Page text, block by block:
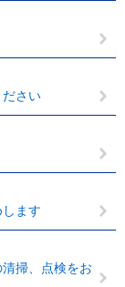
さい
ます
掃、点検をお